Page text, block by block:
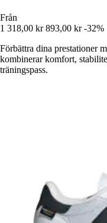
Från
1 318,00 kr 893,00 kr -32%
Förbättra dina prestationer
kombinerar komfort,
träningspass.